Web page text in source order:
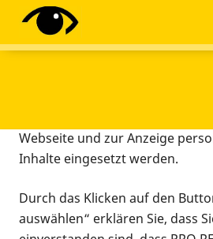
Diese Webseite setzt
Tracking-Tools ein. Dies
Webseite und zur Anzeige
Inhalte eingesetzt werden.
Durch das Klicken auf den
auswählen“ erklären Sie, dass